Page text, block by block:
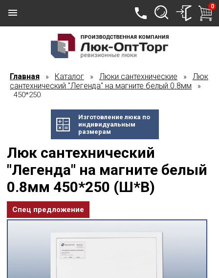
0
Главная » Каталог » Люки сантехнические » Люк
сантехнический "Легенда" на магните белый 0.8мм »
450*250
Изготовление люка по
индивидуальным
размерам
Люк сантехнический
"Легенда" на магните белый
0.8мм 450*250 (Ш*В)
Спец предложение